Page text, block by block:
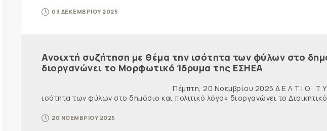
03 ΔΕΚΕΜΒΡΙΟΥ 2025
Ανοιχτή συζήτηση με θέμα την ισότητα των φύλων στο
διοργανώνει το Μορφωτικό Ίδρυμα της ΕΣΗΕΑ
Πέμπτη, 20 Νοεμβρίου 2025 Δ Ε Λ Τ Ι Ο Τ Υ Π Ο Υ
ισότητα των φύλων στο δημόσιο και πολιτικό λόγο» διοργανώνει το Διοικητικό
20 ΝΟΕΜΒΡΙΟΥ 2025